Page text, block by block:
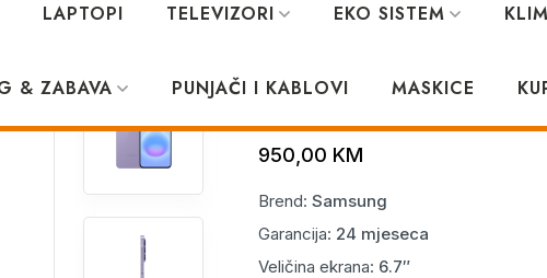
LAPTOPI TELEVIZORI EKO SISTEM
& ZABAVA PUNJAČI I KABLOVI MASKICE
Samsung A57
950,00 KM
Brend: Samsung
Garancija: 24 mjeseca
Veličina ekrana: 6.7″